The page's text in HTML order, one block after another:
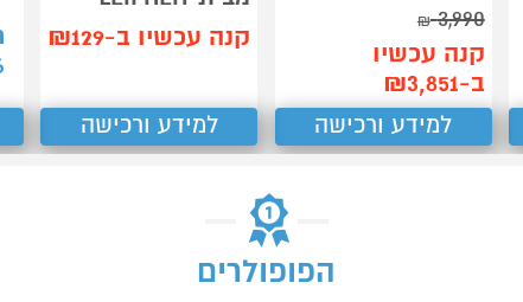
3,990
₪
קנה עכשיו
ב-₪3,851
למידע ורכישה
קנה עכשיו ב-₪129
למידע ורכישה
הפופולרים